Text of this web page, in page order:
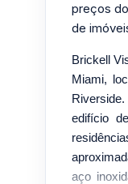
preços
de
Brickell
Miami,
edifício
aço